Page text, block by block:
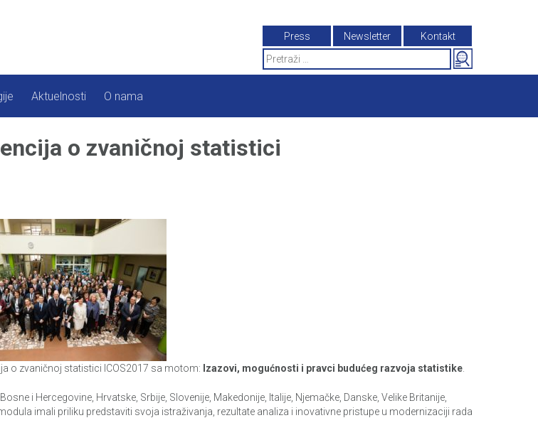
Press Newsletter
Kontakt
Search
for:
Aktuelnosti O nama
o zvaničnoj statistici
o zvaničnoj statistici ICOS2017 sa motom: Izazovi, mogućnosti i pravci budućeg razvoja statistike
i Hercegovine, Hrvatske, Srbije, Slovenije, Makedonije, Italije, Njemačke, Danske, Velike Britanije,
imali priliku predstaviti svoja istraživanja, rezultate analiza i inovativne pristupe u modernizaciji rada